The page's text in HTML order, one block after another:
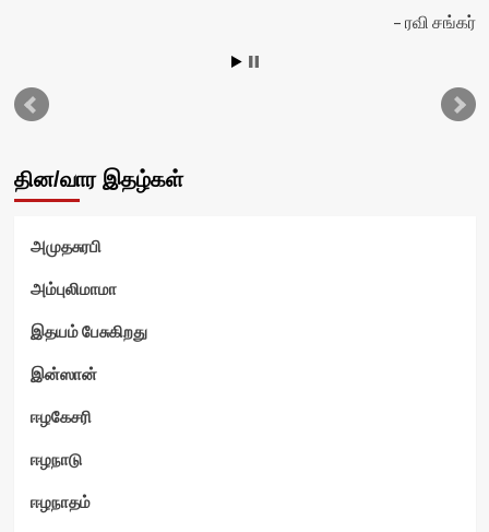
ரவி சங்கர்
தின/வார இதழ்கள்
அமுதசுரபி
அம்புலிமாமா
இதயம் பேசுகிறது
இன்ஸான்
ஈழகேசரி
ஈழநாடு
ஈழநாதம்